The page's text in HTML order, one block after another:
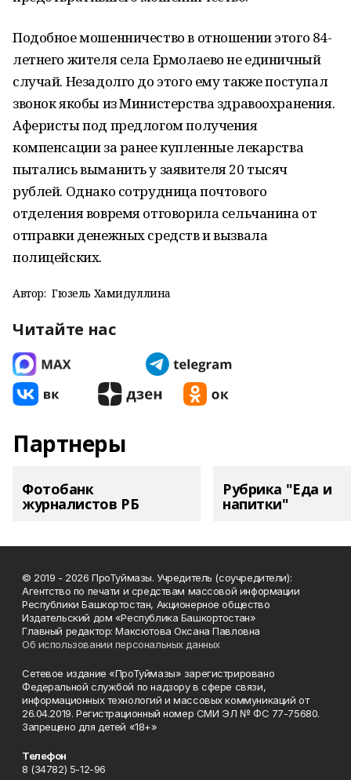
Подобное мошенничество в отношении этого 84-
летнего жителя села Ермолаево не единичный
случай. Незадолго до этого ему также поступал
звонок якобы из Министерства здравоохранения.
Аферисты под предлогом получения
компенсации за ранее купленные лекарства
пытались выманить у заявителя 20 тысяч
рублей. Однако сотрудница почтового
отделения вовремя отговорила сельчанина от
отправки денежных средств и вызвала
полицейских.
Автор: Гюзель Хамидуллина
Читайте нас
Партнеры
Фотобанк
журналистов РБ
Рубрика "Еда и
напитки"
© 2019 - 2026 ПроТуймазы. Учредитель (соучредители):
Агентство по печати и средствам массовой информации
Республики Башкортостан, Акционерное общество
Издательский дом «Республика Башкортостан»
Главный редактор: Максютова Оксана Павловна
Об использовании персональных данных
Сетевое издание «ПроТуймазы» зарегистрировано
Федеральной службой по надзору в сфере связи,
информационных технологий и массовых коммуникаций от
26.04.2019. Регистрационный номер СМИ ЭЛ № ФС 77-75680.
Запрещено для детей «18+»
Телефон
8 (34782) 5-12-96